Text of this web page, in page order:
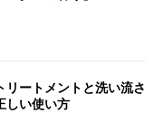
ートメントと洗い流さ
しい使い方